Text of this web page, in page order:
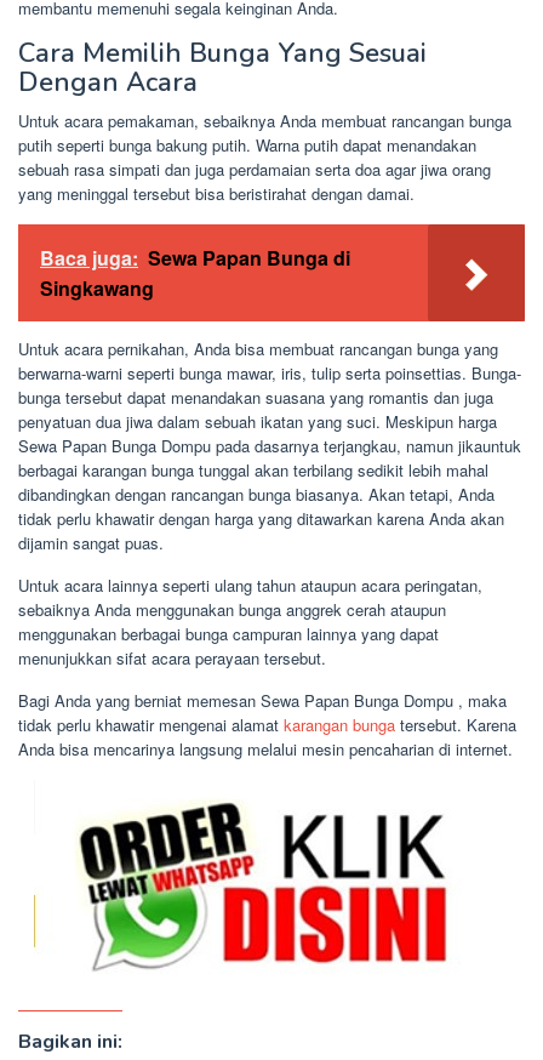
membantu memenuhi segala keinginan Anda.
Cara Memilih Bunga Yang Sesuai
Dengan Acara
Untuk acara pemakaman, sebaiknya Anda membuat rancangan bunga
putih seperti bunga bakung putih. Warna putih dapat menandakan
sebuah rasa simpati dan juga perdamaian serta doa agar jiwa orang
yang meninggal tersebut bisa beristirahat dengan damai.
Baca juga: Sewa Papan Bunga di
Singkawang
Untuk acara pernikahan, Anda bisa membuat rancangan bunga yang
berwarna-warni seperti bunga mawar, iris, tulip serta poinsettias. Bunga-
bunga tersebut dapat menandakan suasana yang romantis dan juga
penyatuan dua jiwa dalam sebuah ikatan yang suci. Meskipun harga
Sewa Papan Bunga Dompu pada dasarnya terjangkau, namun jikauntuk
berbagai karangan bunga tunggal akan terbilang sedikit lebih mahal
dibandingkan dengan rancangan bunga biasanya. Akan tetapi, Anda
tidak perlu khawatir dengan harga yang ditawarkan karena Anda akan
dijamin sangat puas.
Untuk acara lainnya seperti ulang tahun ataupun acara peringatan,
sebaiknya Anda menggunakan bunga anggrek cerah ataupun
menggunakan berbagai bunga campuran lainnya yang dapat
menunjukkan sifat acara perayaan tersebut.
Bagi Anda yang berniat memesan Sewa Papan Bunga Dompu , maka
tidak perlu khawatir mengenai alamat karangan bunga tersebut. Karena
Anda bisa mencarinya langsung melalui mesin pencaharian di internet.
Bagikan ini: